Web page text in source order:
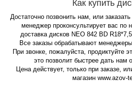
Как купить
Достаточно позвонить нам, или
менеджер проконсультирует вас по
доставка дисков NEO 842 BD
Все заказы обрабатывают
При звонке, пожалуйста, продиктуйте
это позволит быстрее дать нам
Цена действует, только при заказе,
магазин www.azov-